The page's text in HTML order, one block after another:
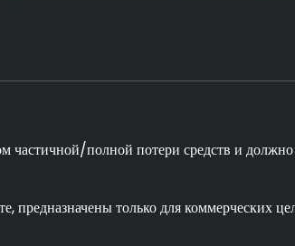
частичной/полной потери средств и
предназначены только для коммерческих